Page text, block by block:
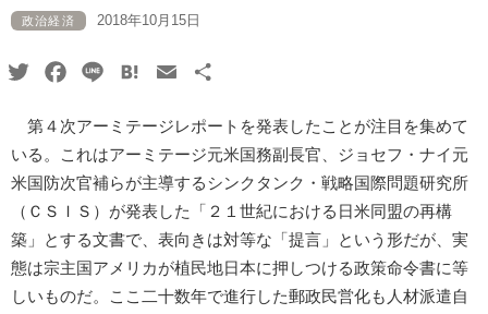
政治経済 2018年10月15日
TwitterFacebook
Line HatenaEmail
第４次アーミテージレポートを発表したことが注目を集めて
いる。これはアーミテージ元米国務副長官、ジョセフ・ナイ元
米国防次官補らが主導するシンクタンク・戦略国際問題研究所
（ＣＳＩＳ）が発表した「２１世紀における日米同盟の再構
築」とする文書で、表向きは対等な「提言」という形だが、実
態は宗主国アメリカが植民地日本に押しつける政策命令書に等
しいものだ。ここ二十数年で進行した郵政民営化も人材派遣自